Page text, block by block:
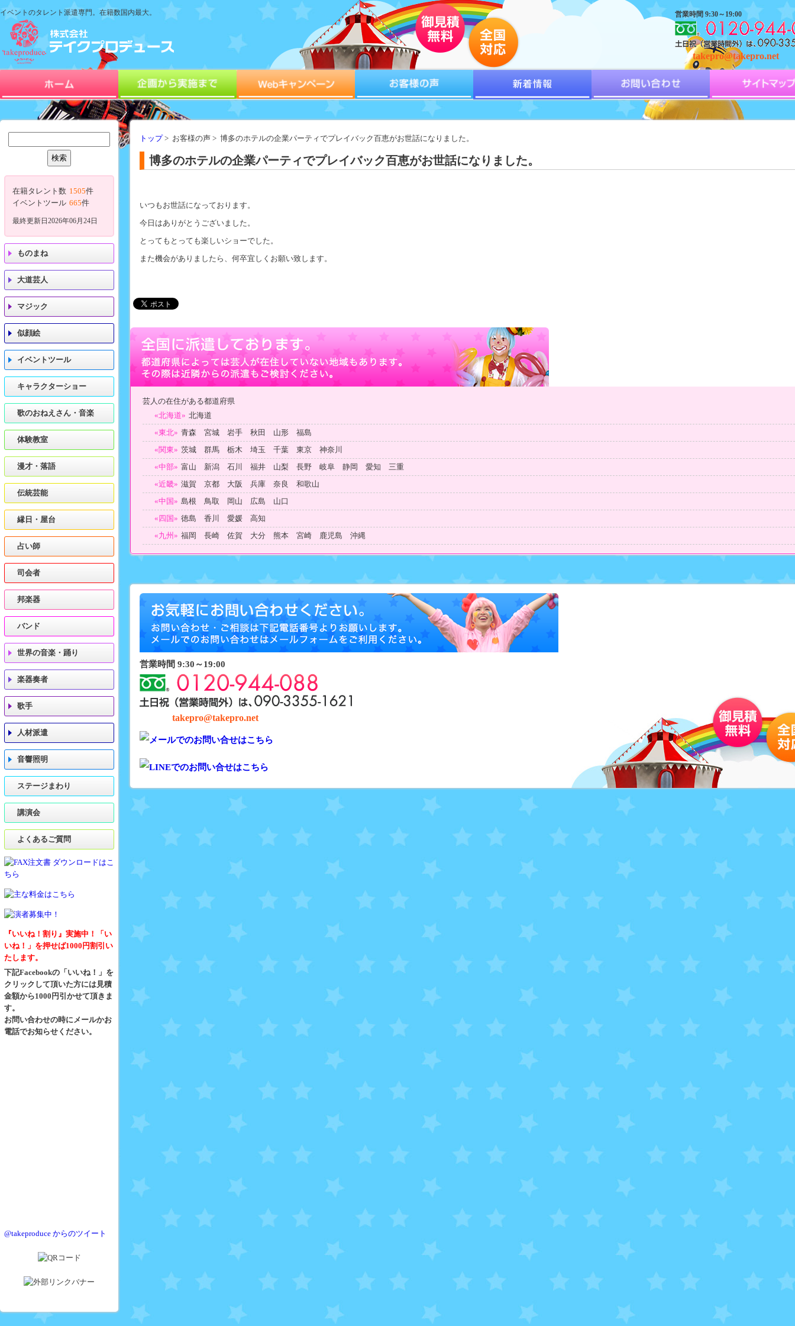
イベントのタレント派遣専門。在籍数国内最大。 営業時間 9:30～19:00
takepro@takepro.net
トップ> お客様の声 > 博多のホテルの企業パーティでプレイバック百恵がお世話になりました。
博多のホテルの企業パーティでプレイバック百恵がお世話になりました。
いつもお世話になっております。
今日はありがとうございました。
とってもとっても楽しいショーでした。
また機会がありましたら、何卒宜しくお願い致します。
芸人の在住がある都道府県
«北海道» 北海道
«東北» 青森 宮城 岩手 秋田 山形 福島
«関東» 茨城 群馬 栃木 埼玉 千葉 東京 神奈川
«中部» 富山 新潟 石川 福井 山梨 長野 岐阜 静岡 愛知 三重
«近畿» 滋賀 京都 大阪 兵庫 奈良 和歌山
«中国» 島根 鳥取 岡山 広島 山口
«四国» 徳島 香川 愛媛 高知
«九州» 福岡 長崎 佐賀 大分 熊本 宮崎 鹿児島 沖縄
営業時間 9:30～19:00
takepro@takepro.net
在籍タレント数 1505件
イベントツール 665件
最終更新日2026年06月24日
ものまね
大道芸人
マジック
似顔絵
イベントツール
キャラクターショー
歌のおねえさん・音楽
体験教室
漫才・落語
伝統芸能
縁日・屋台
占い師
司会者
邦楽器
バンド
世界の音楽・踊り
楽器奏者
歌手
人材派遣
音響照明
ステージまわり
講演会
よくあるご質問
『いいね！割り』実施中！「い
いね！」を押せば1000円割引い
たします。
下記Facebookの「いいね！」を
クリックして頂いた方には見積
金額から1000円引かせて頂きま
す。
お問い合わせの時にメールかお
電話でお知らせください。
@takeproduce からのツイート